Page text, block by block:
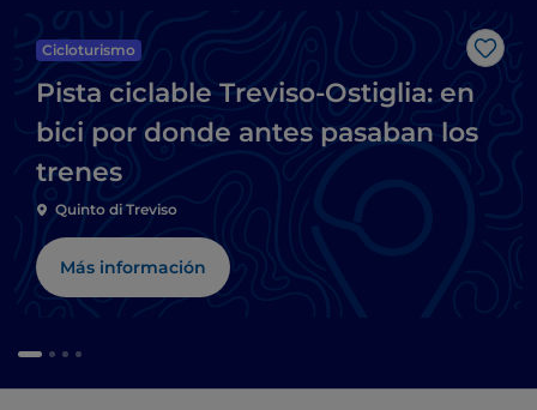
Me
Cicloturismo
Pista ciclable Treviso-Ostiglia: en
bici por donde antes pasaban los
trenes
Quinto di Treviso
Más información